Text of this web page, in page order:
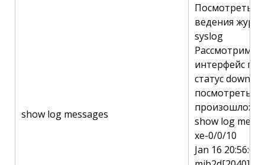
show log messages
Посмотреть
ведения
syslog
Рассмотрим
интерфейс
статус down,
посмотреть
произошло:
show log
xe-0/0/10
Jan 16